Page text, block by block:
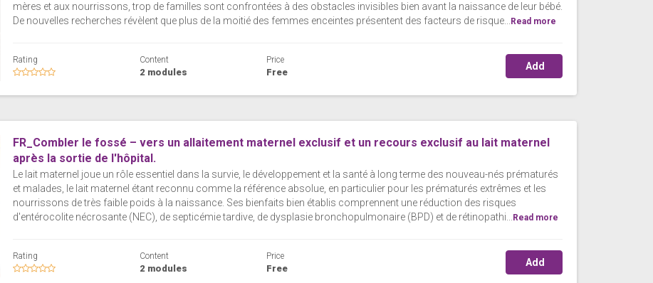
mères et aux nourrissons, trop de familles sont confrontées à des obstacles invisibles bien avant la naissance de leur bébé.
De nouvelles recherches révèlent que plus de la moitié des femmes enceintes présentent des facteurs de risque...
Read more
Rating Content
2 modules
Price
Free
Add
FR_Combler le fossé – vers un allaitement maternel exclusif et un recours exclusif au lait maternel
après la sortie de l'hôpital.
Le lait maternel joue un rôle essentiel dans la survie, le développement et la santé à long terme des nouveau-nés prématurés
et malades, le lait maternel étant reconnu comme la référence absolue, en particulier pour les prématurés extrêmes et les
nourrissons de très faible poids à la naissance. Ses bienfaits bien établis comprennent une réduction des risques
d'entérocolite nécrosante (NEC), de septicémie tardive, de dysplasie bronchopulmonaire (BPD) et de rétinopathi...
Read more
Rating Content
2 modules
Price
Free
Add